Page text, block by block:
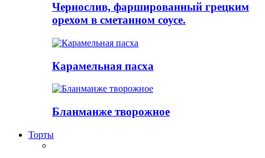
Чернослив, фаршированный грецким
орехом в сметанном соусе.
Карамельная пасха
Бланманже творожное
Торты